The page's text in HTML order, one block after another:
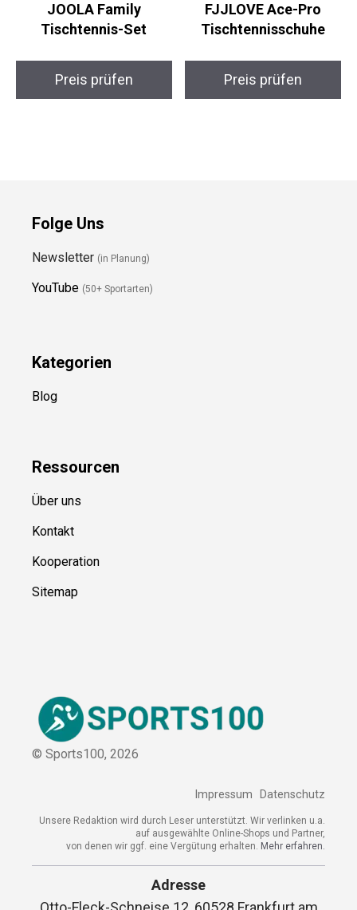
JOOLA Family
Tischtennis-Set
Preis prüfen
FJJLOVE Ace-Pro
Tischtennisschuhe
Preis prüfen
Folge Uns
Newsletter (in Planung)
YouTube (50+ Sportarten)
Kategorien
Blog
Ressourcen
Über uns
Kontakt
Kooperation
Sitemap
© Sports100, 2026
Impressum Datenschutz
Unsere Redaktion wird durch Leser unterstützt. Wir verlinken u.a.
auf ausgewählte Online-Shops und Partner,
von denen wir ggf. eine Vergütung erhalten. Mehr erfahren.
Adresse